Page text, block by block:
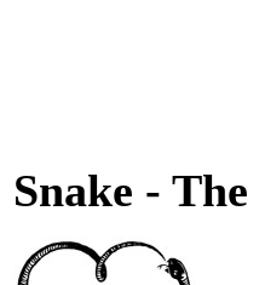
Snake -